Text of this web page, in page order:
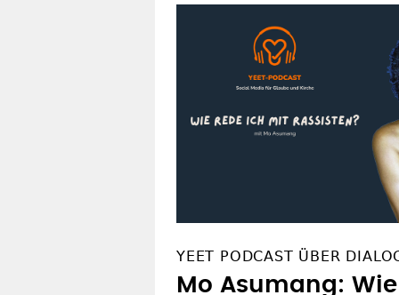
YEET PODCAST ÜBER
Mo Asumang: